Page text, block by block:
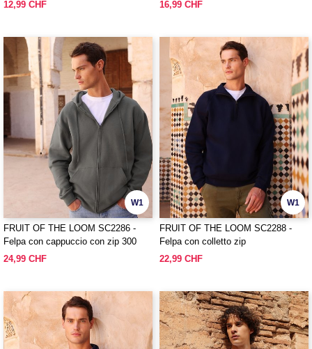
12,99 CHF
16,99 CHF
W1
FRUIT OF THE LOOM SC2286 -
Felpa con cappuccio con zip 300
24,99 CHF
W1
FRUIT OF THE LOOM SC2288 -
Felpa con colletto zip
22,99 CHF